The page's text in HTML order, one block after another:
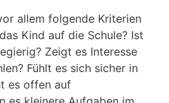
allem folgende Kriterien
Kind auf die Schule? Ist
Zeigt es Interesse
Fühlt es sich sicher in
es offen auf